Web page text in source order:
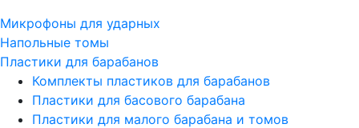
Микрофоны для ударных
Напольные томы
Пластики для барабанов
Комплекты пластиков для барабанов
Пластики для басового барабана
Пластики для малого барабана и томов